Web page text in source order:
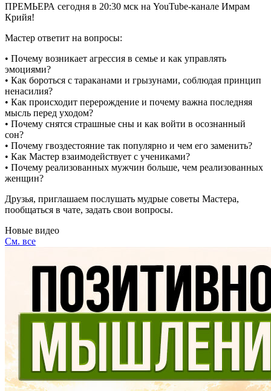
ПРЕМЬЕРА сегодня в 20:30 мск на YouTube-канале Имрам
Крийя!
Мастер ответит на вопросы:
• Почему возникает агрессия в семье и как управлять
эмоциями?
• Как бороться с тараканами и грызунами, соблюдая принцип
ненасилия?
• Как происходит перерождение и почему важна последняя
мысль перед уходом?
• Почему снятся страшные сны и как войти в осознанный
сон?
• Почему гвоздестояние так популярно и чем его заменить?
• Как Мастер взаимодействует с учениками?
• Почему реализованных мужчин больше, чем реализованных
женщин?
Друзья, приглашаем послушать мудрые советы Мастера,
пообщаться в чате, задать свои вопросы.
Новые видео
См. все